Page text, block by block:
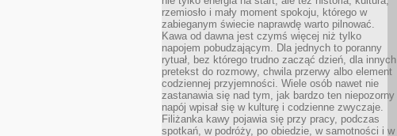
rzemiosło i mały moment spokoju, którego w
zabieganym świecie naprawdę warto pilnować.
Kawa od dawna jest czymś więcej niż tylko
napojem pobudzającym. Dla jednych to poranny
rytuał, bez którego trudno zacząć dzień, dla innych
pretekst do rozmowy, chwila przerwy albo element
codziennej przyjemności. Wiele osób nawet nie
zastanawia się nad tym, jak bardzo ten niepozorny
napój wpisał się w kulturę i codzienne zwyczaje.
Filiżanka kawy pojawia się przy pracy, podczas
spotkań, w podróży, po obiedzie, w samotności i w